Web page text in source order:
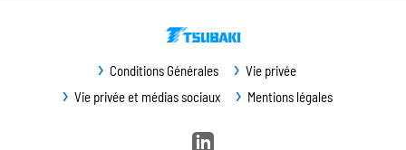
Protection de glissières
Entretien / Pièces de rechange
Conditions Générales
Vie privée
Vie privée et médias sociaux
Mentions légales